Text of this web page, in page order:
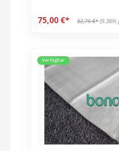
75,00 €* 82,76 €* (9.38%
Verfügbar